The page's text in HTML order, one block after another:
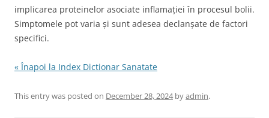
implicarea proteinelor asociate inflamației în procesul bolii.
Simptomele pot varia și sunt adesea declanșate de factori
specifici.
« Înapoi la Index Dictionar Sanatate
This entry was posted on December 28, 2024byadmin.